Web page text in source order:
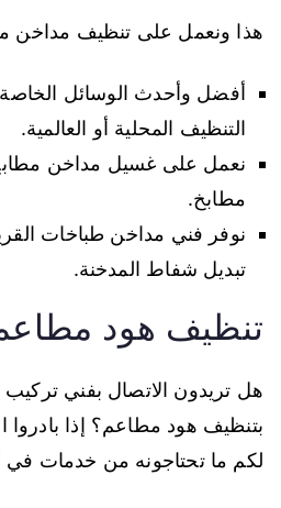
هذا ونعمل على تنظيف مداخن
أفضل وأحدث الوسائل
التنظيف المحلية أو العالمية.
نعمل على غسيل مداخن
مطابخ.
نوفر فني مداخن طباخات
تبديل شفاط المدخنة.
تنظيف هود
هل تريدون الاتصال بفني تركيب
بتنظيف هود مطاعم؟ إذا بادروا
لكم ما تحتاجونه من خدمات